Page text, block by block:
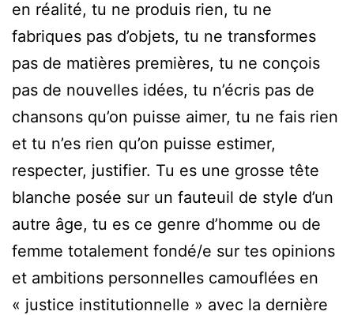
en réalité, tu ne produis rien, tu ne
fabriques pas d’objets, tu ne transformes
pas de matières premières, tu ne conçois
pas de nouvelles idées, tu n’écris pas de
chansons qu’on puisse aimer, tu ne fais rien
et tu n’es rien qu’on puisse estimer,
respecter, justifier. Tu es une grosse tête
blanche posée sur un fauteuil de style d’un
autre âge, tu es ce genre d’homme ou de
femme totalement fondé/e sur tes opinions
et ambitions personnelles camouflées en
« justice institutionnelle » avec la dernière